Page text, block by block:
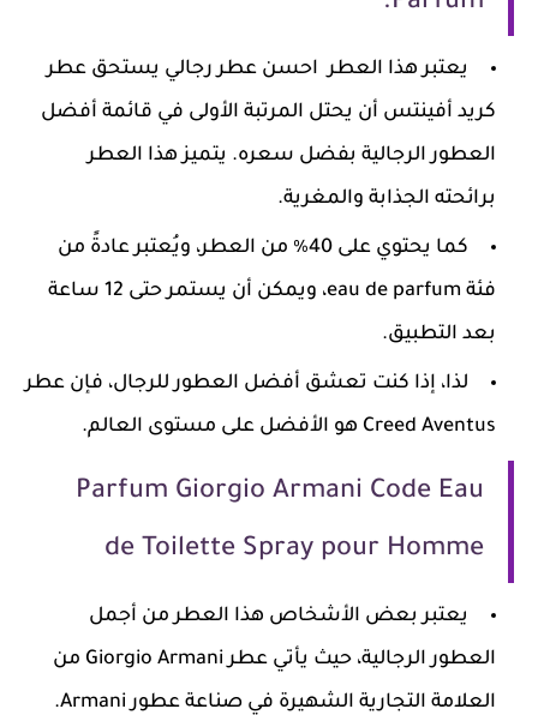
يعتبر هذا العطر احسن عطر رجالي يستحق عطر
كريد أفينتس أن يحتل المرتبة الأولى في قائمة أفضل
العطور الرجالية بفضل سعره. يتميز هذا العطر
برائحته الجذابة والمغرية.
كما يحتوي على 40٪ من العطر، ويُعتبر عادةً من
فئة eau de parfum، ويمكن أن يستمر حتى 12 ساعة
بعد التطبيق.
لذا، إذا كنت تعشق أفضل العطور للرجال، فإن عطر
Creed Aventus هو الأفضل على مستوى العالم.
Parfum Giorgio Armani Code Eau
de Toilette Spray pour Homme
يعتبر بعض الأشخاص هذا العطر من أجمل
العطور الرجالية، حيث يأتي عطر Giorgio Armani من
العلامة التجارية الشهيرة في صناعة عطور Armani.